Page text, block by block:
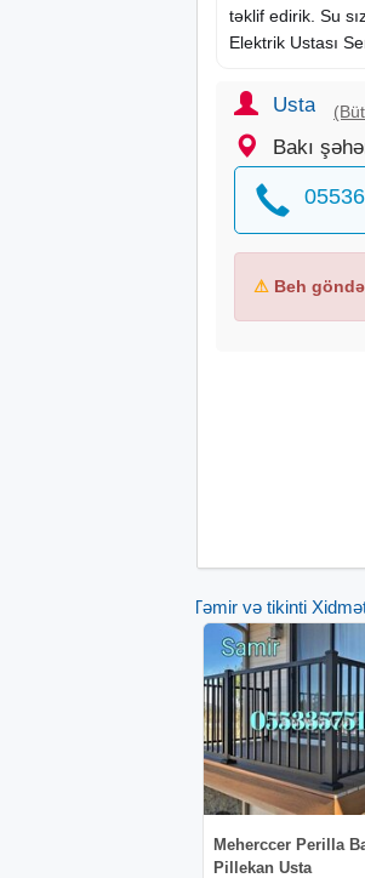
təklif edirik. Su
Elektrik Ustası
Usta
Bakı
⚠ Beh
Təmir və tikinti
Meherccer Perilla
Pillekan Usta